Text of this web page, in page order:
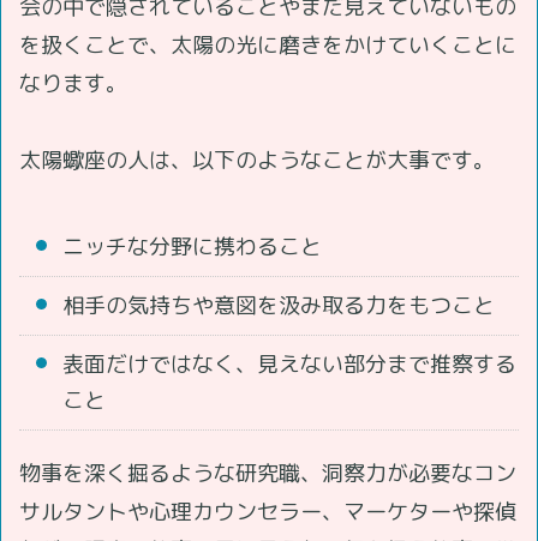
会の中で隠されていることやまだ見えていないもの
を扱くことで、太陽の光に磨きをかけていくことに
なります。
太陽蠍座の人は、以下のようなことが大事です。
ニッチな分野に携わること
相手の気持ちや意図を汲み取る力をもつこと
表面だけではなく、見えない部分まで推察する
こと
物事を深く掘るような研究職、洞察力が必要なコン
サルタントや心理カウンセラー、マーケターや探偵